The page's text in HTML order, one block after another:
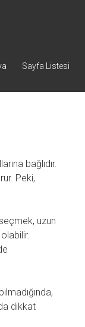
Sayfa Listesi
bağlıdır.
Peki,
uzun
dikkat